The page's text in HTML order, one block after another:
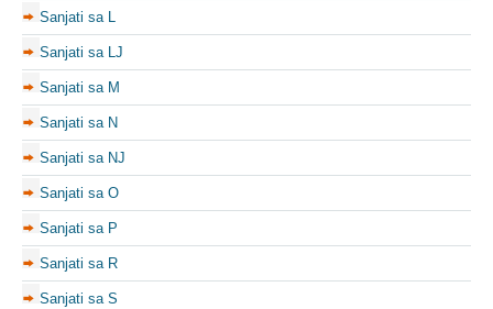
Sanjati sa L
Sanjati sa LJ
Sanjati sa M
Sanjati sa N
Sanjati sa NJ
Sanjati sa O
Sanjati sa P
Sanjati sa R
Sanjati sa S